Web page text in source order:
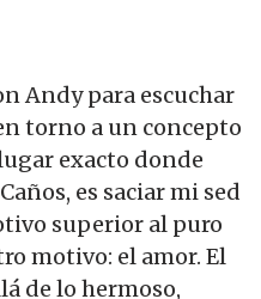
Andy para escuchar
torno a un concepto
exacto donde
es saciar mi sed
superior al puro
motivo: el amor. El
de lo hermoso,